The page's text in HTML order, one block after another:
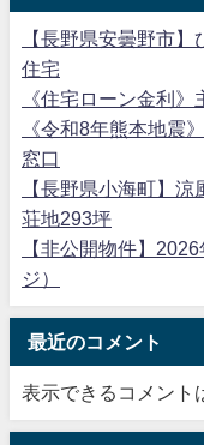
【長野県安曇野市
住宅
《住宅ローン金利
《令和8年熊本地震
窓口
【長野県小海町】
荘地293坪
【非公開物件】
ジ）
最近のコメント
表示できるコメント